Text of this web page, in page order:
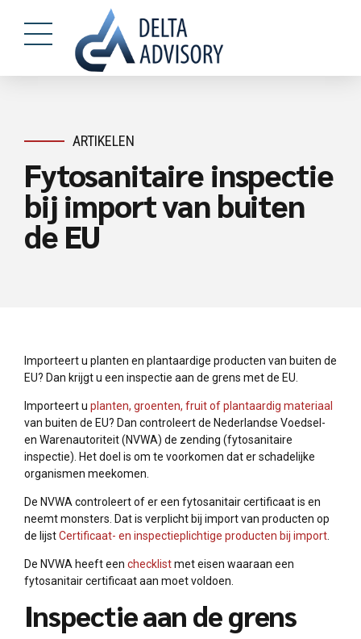
ARTIKELEN
Fytosanitaire inspectie
bij import van buiten
de EU
Importeert u planten en plantaardige producten van buiten de
EU? Dan krijgt u een inspectie aan de grens met de EU.
Importeert u planten, groenten, fruit of plantaardig materiaal
van buiten de EU? Dan controleert de Nederlandse Voedsel-
en Warenautoriteit (NVWA) de zending (fytosanitaire
inspectie). Het doel is om te voorkomen dat er schadelijke
organismen meekomen.
De NVWA controleert of er een fytosanitair certificaat is en
neemt monsters. Dat is verplicht bij import van producten op
de lijstCertificaat- en inspectieplichtige producten bij import
De NVWA heeft een checklistmet eisen waaraan een
fytosanitair certificaat aan moet voldoen.
Inspectie aan de grens